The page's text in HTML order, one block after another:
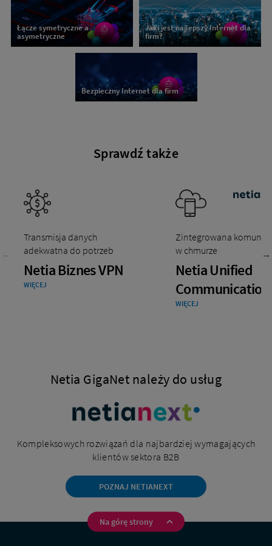
Łącze symetryczne a
asymetryczne
Jaki jest najlepszy Internet dla
firm?
Bezpieczny Internet dla firm
Sprawdź także
Transmisja danych
adekwatna do potrzeb
Netia Biznes VPN
WIĘCEJ
Zintegrowana
w chmurze
Netia Unified
WIĘCEJ
Netia GigaNet należy do usług
Kompleksowych rozwiązań dla najbardziej wymagających
klientów sektora B2B
POZNAJ NETIANEXT
Na górę strony